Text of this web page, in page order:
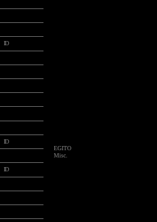
ID
ID
ID
EGITO
Misc.